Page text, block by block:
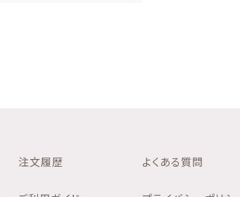
注文履歴 よくある質問